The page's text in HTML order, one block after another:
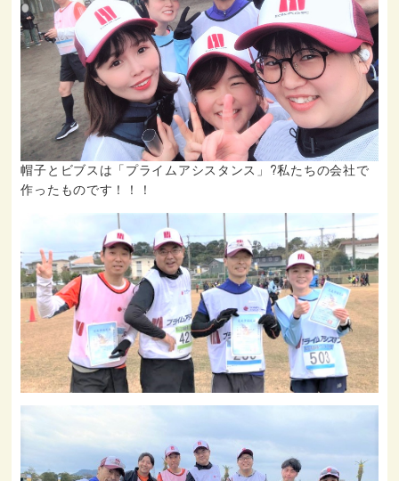
帽子とビブスは「プライムアシスタンス」?私たちの会社で
作ったものです！！！